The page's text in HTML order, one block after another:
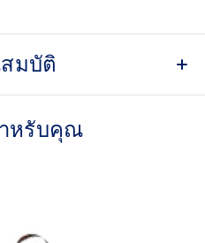
มบัติ
reduce the need for
a comfortable and secure
หรับคุณ